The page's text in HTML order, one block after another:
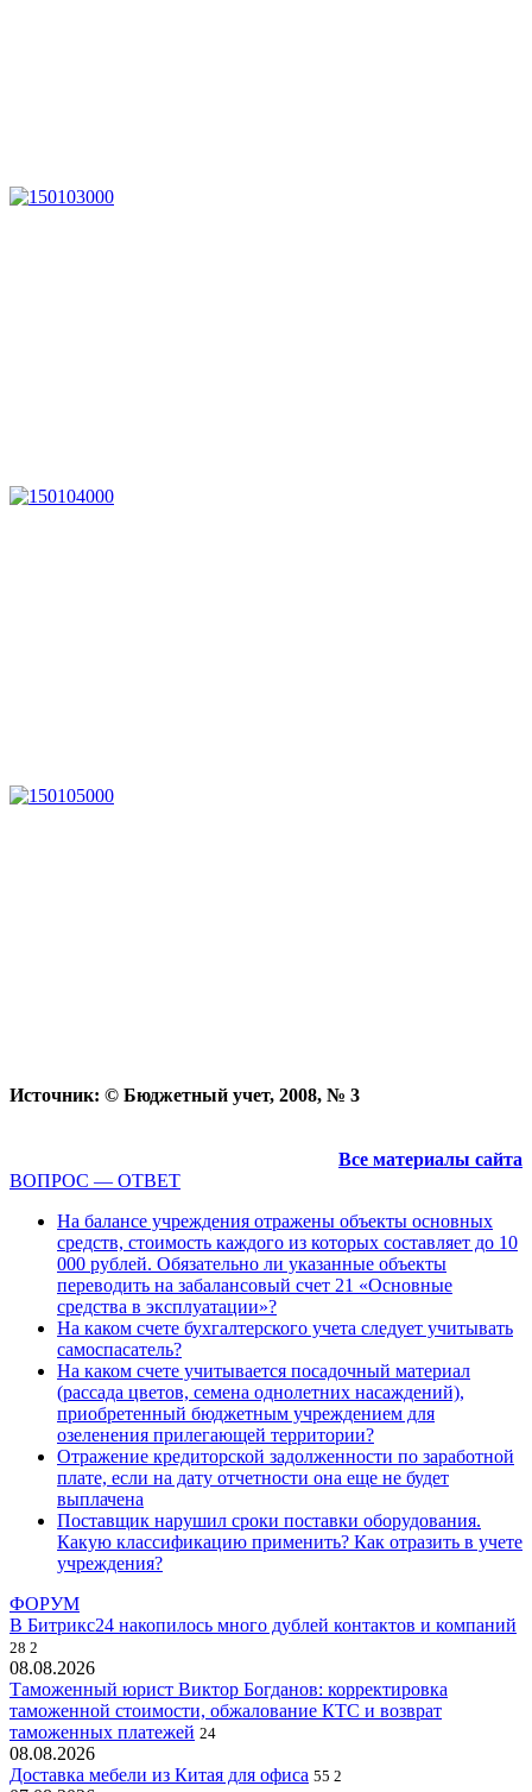
Источник: © Бюджетный учет, 2008, № 3
Все материалы сайта
ВОПРОС — ОТВЕТ
На балансе учреждения отражены объекты основных
средств, стоимость каждого из которых составляет до 10
000 рублей. Обязательно ли указанные объекты
переводить на забалансовый счет 21 «Основные
средства в эксплуатации»?
На каком счете бухгалтерского учета следует учитывать
самоспасатель?
На каком счете учитывается посадочный материал
(рассада цветов, семена однолетних насаждений),
приобретенный бюджетным учреждением для
озеленения прилегающей территории?
Отражение кредиторской задолженности по заработной
плате, если на дату отчетности она еще не будет
выплачена
Поставщик нарушил сроки поставки оборудования.
Какую классификацию применить? Как отразить в учете
учреждения?
ФОРУМ
В Битрикс24 накопилось много дублей контактов и компаний
28 2
08.08.2026
Таможенный юрист Виктор Богданов: корректировка
таможенной стоимости, обжалование КТС и возврат
таможенных платежей 24
08.08.2026
Доставка мебели из Китая для офиса 55 2